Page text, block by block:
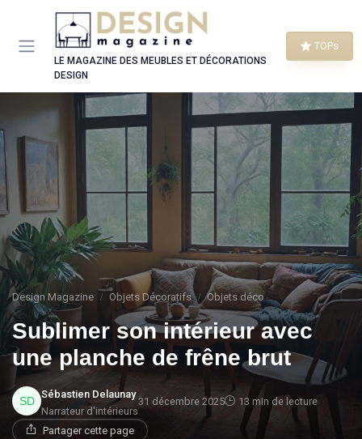
LE MAGAZINE DES MEUBLES ET DÉCORATIONS
DESIGN
TOPs
Design Magazine Objets Décoratifs Objets déco
Sublimer son intérieur avec
une planche de frêne brut
Sébastien Delaunay
Narrateur d'intérieurs
31 décembre 2025 13 min de lecture
Partager cette page
Panneau de gestion des cookies